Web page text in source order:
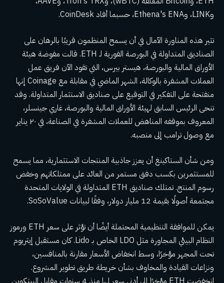
وLINK، وEthena's ENA، حسبما أفاد CoinDesk.
تثير هذه المناورة الآمال في أن يسمح المنظمون قريبًا بالرهان على
الصناديق المتداولة في البورصة الفورية لـ ETH. قالت مفوضة هيئة
الأوراق المالية والبورصة، هيستر بيرس، التي تقود الآن فريق عمل
العملات المشفرة بالوكالة، الشهر الماضي في مقابلة مع Coinage إنها
منفتحة على التفكير في التوقيع على صناديق الاستثمار المتداولة. وقد
تنحى الرئيس السابق لهيئة الأوراق المالية والبورصة، غاري جينسلر،
المعروف بموقفه المناهض للعملات المشفرة في الصناعة، في ٢٠ يناير
مع وصول ترامب إلى منصبه.
ومن شأن الستاكينغ أن يعزز جاذبية المنتجات الاستثمارية، مما يسمح
للمستثمرين بكسب دفق مستمر من العائد على ممتلكاتهم وخفض
رسوم المنتج. تمتلك صناديق ETH المتداولة في الولايات المتحدة
مجتمعة أصولًا بقيمة 12 مليار دولار، وفقًا لبيانات SoSoValue.
يمكن للموافقة التنظيمية المحتملة أيضًا أن تؤثر على سعر ETH ورموز
النظام البيئي المجاورة مثل LDO الخاص بـ Lido. كان مستقبل إيثريوم
تحت المجهر مؤخرًا، وسط انخفاض الأسعار مقارنة بالمنافسين،
ونزاعات القيادة والمخاوف بشأن خريطة طريق تطوير المشروع.